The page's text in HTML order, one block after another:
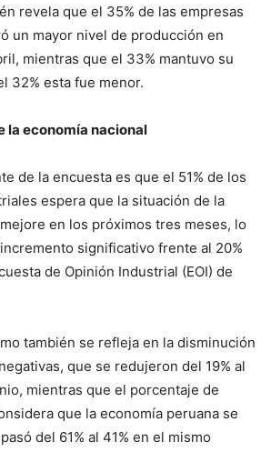
revela que el 35% de las empresas
un mayor nivel de producción en
mientras que el 33% mantuvo su
32% esta fue menor.
la economía nacional
de la encuesta es que el 51% de los
espera que la situación de la
en los próximos tres meses, lo
significativo frente al 20%
de Opinión Industrial (EOI) de
también se refleja en la disminución
que se redujeron del 19% al
mientras que el porcentaje de
que la economía peruana se
del 61% al 41% en el mismo